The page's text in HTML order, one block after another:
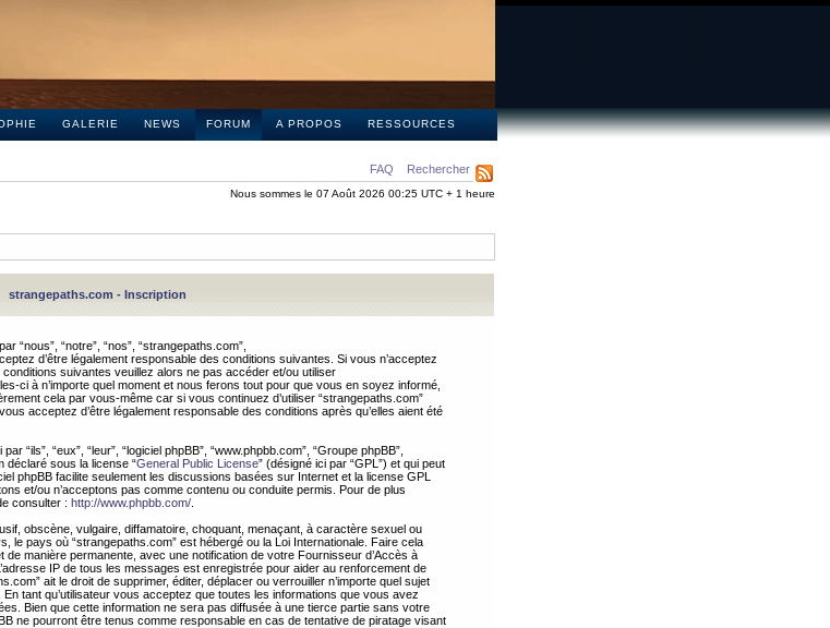
GALERIE NEWS FORUM A PROPOS RESSOURCES
FAQ Rechercher
Nous sommes le 07 Août 2026 00:25 UTC + 1 heure
strangepaths.com - Inscription
“nous”, “notre”, “nos”, “strangepaths.com”,
d’être légalement responsable des conditions suivantes. Si vous n’acceptez
suivantes veuillez alors ne pas accéder et/ou utiliser
ci à n’importe quel moment et nous ferons tout pour que vous en soyez informé,
cela par vous-même car si vous continuez d’utiliser “strangepaths.com”
acceptez d’être légalement responsable des conditions après qu’elles aient été
“ils”, “eux”, “leur”, “logiciel phpBB”, “www.phpbb.com”, “Groupe phpBB”,
déclaré sous la license “General Public License” (désigné ici par “GPL”) et qui peut
phpBB facilite seulement les discussions basées sur Internet et la license GPL
et/ou n’acceptons pas comme contenu ou conduite permis. Pour de plus
consulter : http://www.phpbb.com/
obscène, vulgaire, diffamatoire, choquant, menaçant, à caractère sexuel ou
le pays où “strangepaths.com” est hébergé ou la Loi Internationale. Faire cela
manière permanente, avec une notification de votre Fournisseur d’Accès à
IP de tous les messages est enregistrée pour aider au renforcement de
ait le droit de supprimer, éditer, déplacer ou verrouiller n’importe quel sujet
tant qu’utilisateur vous acceptez que toutes les informations que vous avez
Bien que cette information ne sera pas diffusée à une tierce partie sans votre
ne pourront être tenus comme responsable en cas de tentative de piratage visant